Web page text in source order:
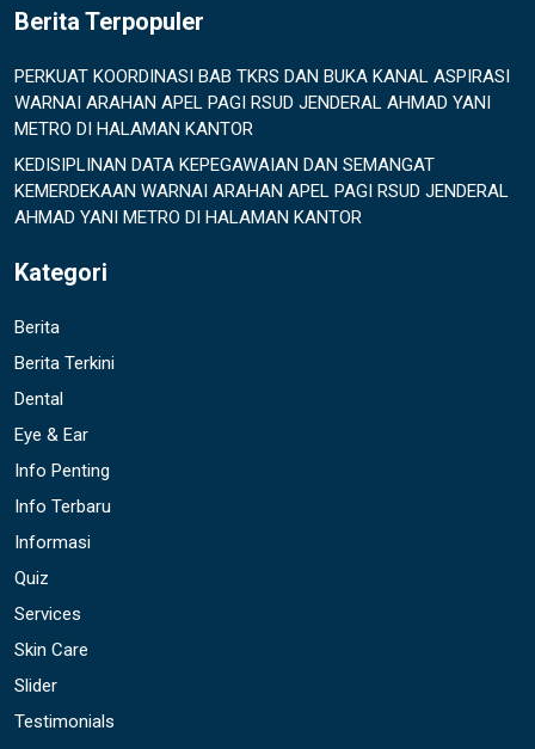
Berita Terpopuler
PERKUAT KOORDINASI BAB TKRS DAN BUKA KANAL ASPIRASI
WARNAI ARAHAN APEL PAGI RSUD JENDERAL AHMAD YANI
METRO DI HALAMAN KANTOR
KEDISIPLINAN DATA KEPEGAWAIAN DAN SEMANGAT
KEMERDEKAAN WARNAI ARAHAN APEL PAGI RSUD JENDERAL
AHMAD YANI METRO DI HALAMAN KANTOR
Kategori
Berita
Berita Terkini
Dental
Eye & Ear
Info Penting
Info Terbaru
Informasi
Quiz
Services
Skin Care
Slider
Testimonials